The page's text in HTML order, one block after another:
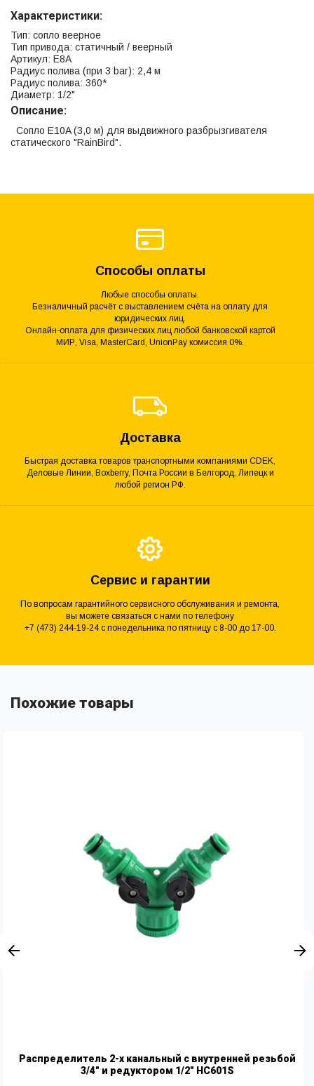
Характеристики:
Тип: сопло веерное
Тип привода: статичный / веерный
Артикул: E8A
Радиус полива (при 3 bar): 2,4 м
Радиус полива: 360*
Диаметр: 1/2"
Описание:
Сопло E10A (3,0 м) для выдвижного разбрызгивателя
статического "RainBird".
Способы оплаты
Любые способы оплаты.
Безналичный расчёт с выставлением счёта на оплату для
юридических лиц.
Онлайн-оплата для физических лиц любой банковской картой
МИР, Visa, MasterCard, UnionPay комиссия 0%.
Доставка
Быстрая доставка товаров транспортными компаниями CDEK,
Деловые Линии, Boxberry, Почта России в Белгород, Липецк и
любой регион РФ.
Сервис и гарантии
По вопросам гарантийного сервисного обслуживания и ремонта,
вы можете связаться с нами по телефону
+7 (473) 244-19-24 с понедельника по пятницу с 8-00 до 17-00.
Похожие товары
Распределитель 2-х канальный с внутренней резьбой
3/4" и редуктором 1/2" HC601S